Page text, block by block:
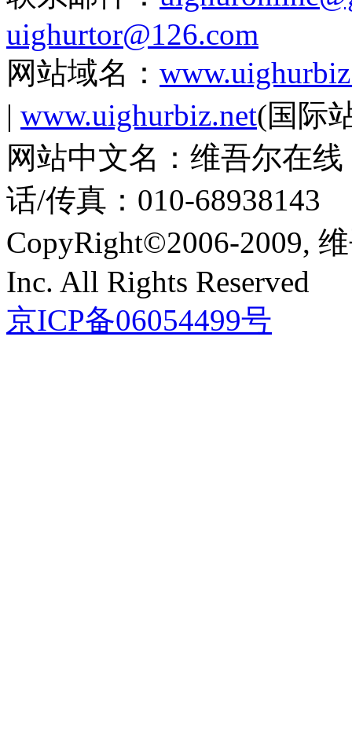
uighurtor@126.com
网站域名：
| www.uighurbiz.net(国际
网站中文名：维吾尔在
话/传真：010-68938143
CopyRight©2006-2009,
Inc. All Rights Reserved
京ICP备06054499号